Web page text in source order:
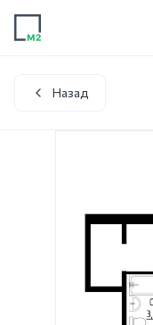
+7 (423) 275-52-01
Назад